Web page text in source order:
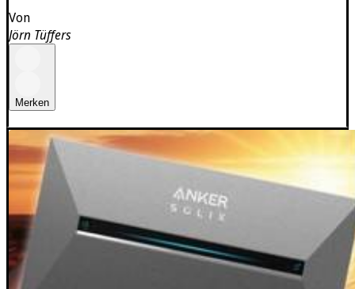
Von
Jörn Tüffers
Merken